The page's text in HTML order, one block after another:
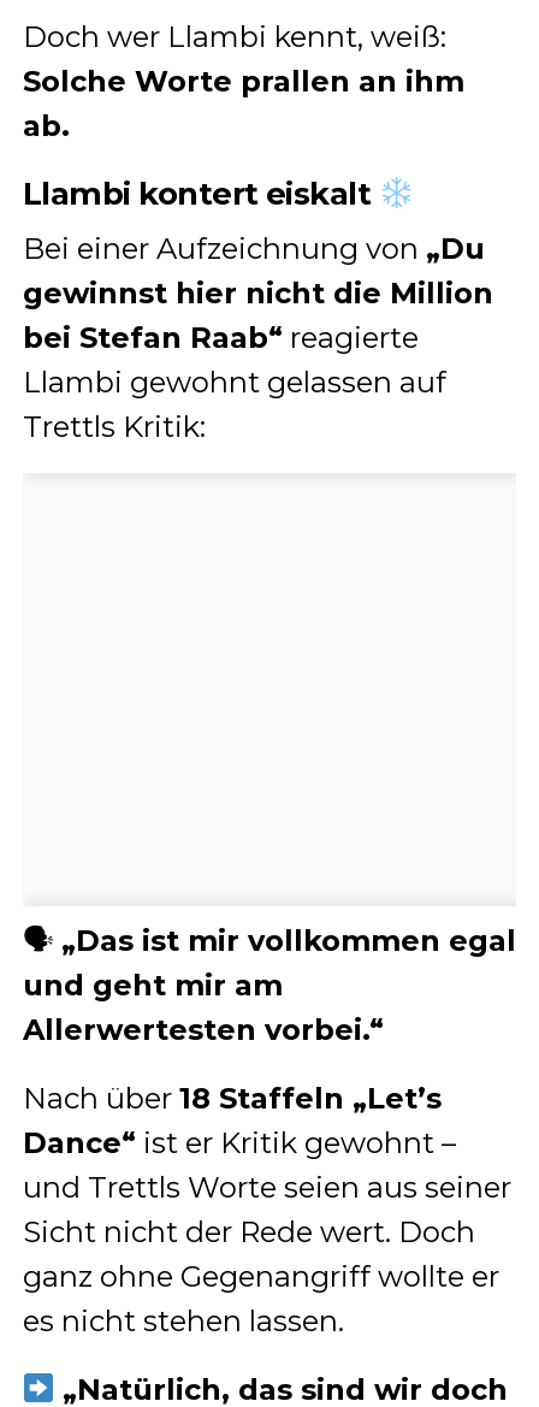
Doch wer Llambi kennt, weiß:
Solche Worte prallen an ihm
ab.
Llambi kontert eiskalt
Bei einer Aufzeichnung von „Du
gewinnst hier nicht die Million
bei Stefan Raab“ reagierte
Llambi gewohnt gelassen auf
Trettls Kritik:
🗣 „Das ist mir vollkommen egal
und geht mir am
Allerwertesten vorbei.“
Nach über 18 Staffeln „Let’s
Dance“ ist er Kritik gewohnt –
und Trettls Worte seien aus seiner
Sicht nicht der Rede wert. Doch
ganz ohne Gegenangriff wollte er
es nicht stehen lassen.
„Natürlich, das sind wir doch